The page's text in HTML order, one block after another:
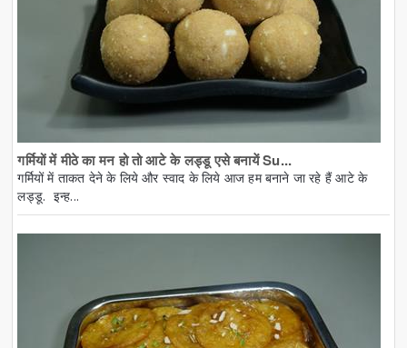
गर्मियों में मीठे का मन हो तो आटे के लड्डू एसे बनायें Su...
गर्मियों में ताकत देने के लिये और स्वाद के लिये आज हम बनाने जा रहे हैं आटे के
लड्डू. इन्ह...